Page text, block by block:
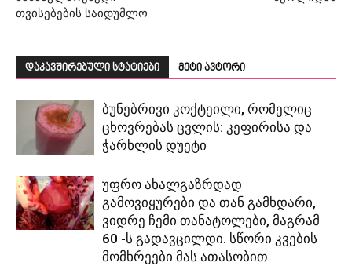
თვისებების საიდუმლო
დაკავშირებული სტატიები მეტი ავტორი
ბუნებრივი კოქტეილი, რომელიც
ცხოვრებას ცვლის: კეფირისა და
ჭარხლის დუეტი
უფრო ახალგაზრდად
გამოვიყურები და თან გამხდარი,
ვიდრე ჩემი თანატოლები, მაგრამ
60 -ს გადავცილდი. სწორი კვების
მომხრეები მას ათასობით